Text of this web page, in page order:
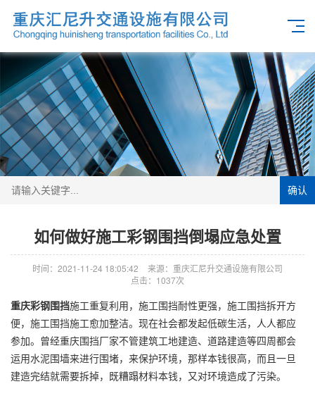
确认
如何做好施工彩钢围挡倒塌应急处置
时间：2021-11-24 18:05:42
来源：重庆汇尼升交通设施有限公司
点击：1037次
重庆彩钢围挡施工重复利用，施工围挡耐性更强，施工围挡拆开方
便，施工围挡施工愈加整洁。现在社会都发起低碳生活，人人都应
参加。曾经重庆围挡厂家不管建筑工地建造、道路建造等四周都会
运用水泥围墙来进行围堵，来保护环境，那样本钱很高，而且一旦
建造完结就需要拆掉，既糟蹋材料本钱，又对环境造成了污染。